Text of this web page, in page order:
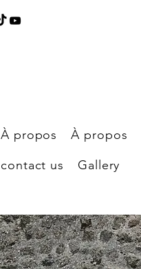
À propos À propos
contact us
Gallery